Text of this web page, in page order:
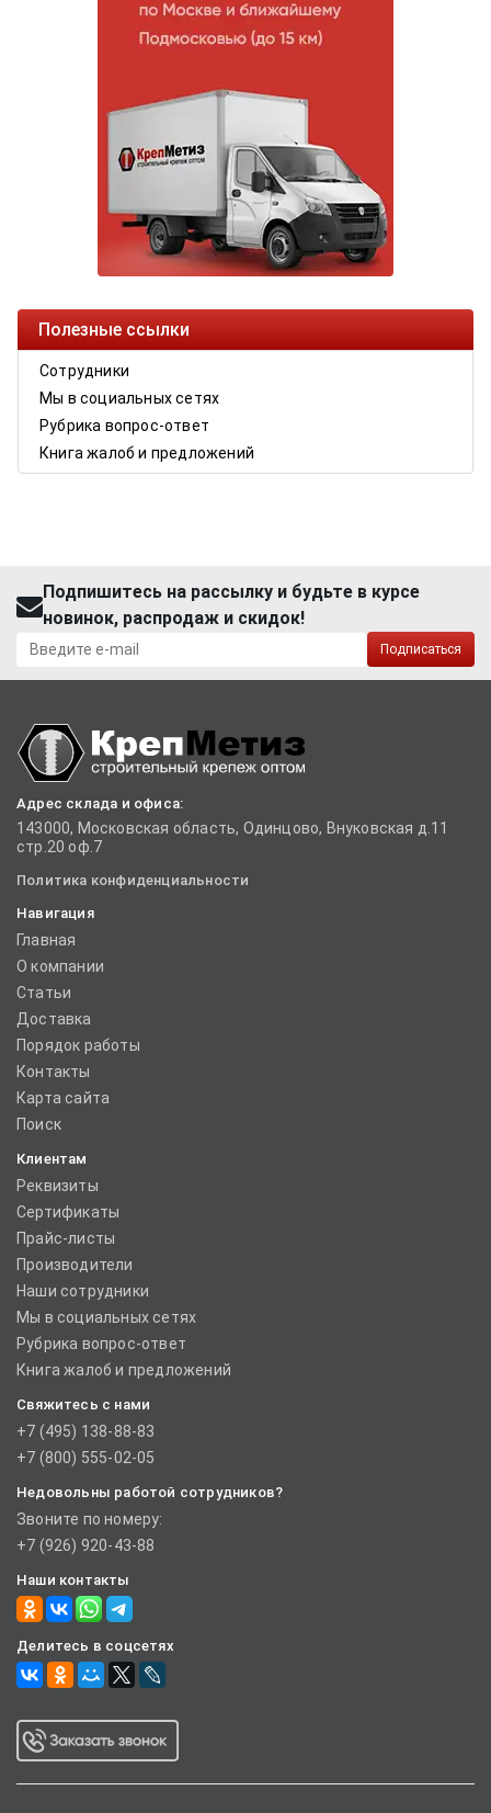
Полезные ссылки
Сотрудники
Мы в социальных сетях
Рубрика вопрос-ответ
Книга жалоб и предложений
Подпишитесь на рассылку и будьте в курсе
новинок, распродаж и скидок!
Подписаться
Адрес склада и офиса:
143000, Московская область, Одинцово, Внуковская д.11
стр.20 оф.7
Политика конфиденциальности
Навигация
Главная
О компании
Статьи
Доставка
Порядок работы
Контакты
Карта сайта
Поиск
Клиентам
Реквизиты
Сертификаты
Прайс-листы
Производители
Наши сотрудники
Мы в социальных сетях
Рубрика вопрос-ответ
Книга жалоб и предложений
Свяжитесь с нами
+7 (495) 138-88-83
+7 (800) 555-02-05
Недовольны работой сотрудников?
Звоните по номеру:
+7 (926) 920-43-88
Наши контакты
Делитесь в соцсетях